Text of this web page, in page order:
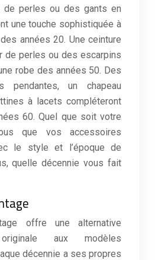
de perles ou des gants en
une touche sophistiquée à
années 20. Une ceinture
de perles ou des escarpins
robe des années 50. Des
pendantes, un chapeau
à lacets compléteront
60. Quel que soit votre
que vos accessoires
le style et l’époque de
quelle décennie vous fait
offre une alternative
aux modèles
décennie a ses propres